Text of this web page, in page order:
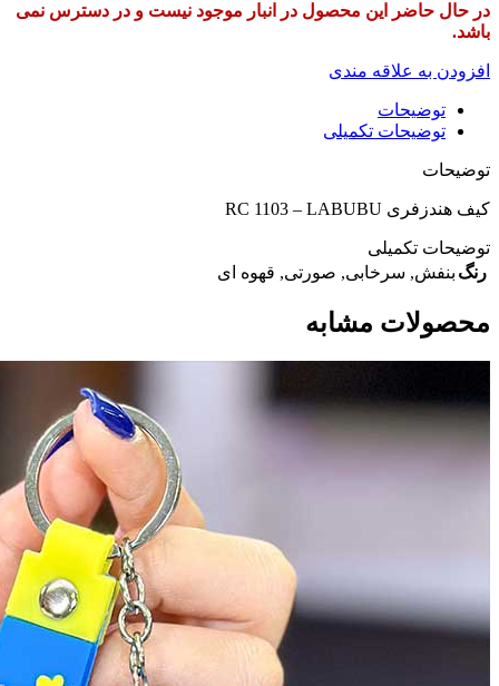
دسترس نمی